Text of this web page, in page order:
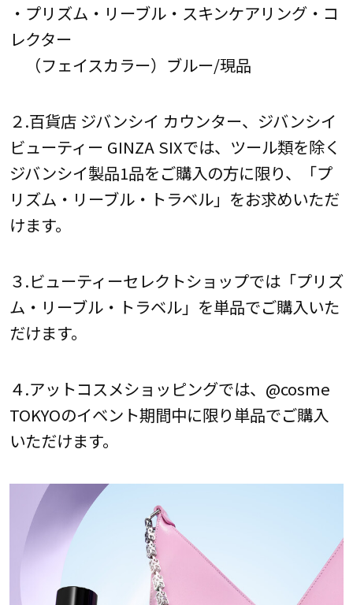
・プリズム・リーブル・スキンケアリング・コ
レクター
（フェイスカラー）ブルー/現品
２.百貨店 ジバンシイ カウンター、ジバンシイ
ビューティー GINZA SIXでは、ツール類を除く
ジバンシイ製品1品をご購入の方に限り、「プ
リズム・リーブル・トラベル」をお求めいただ
けます。
３.ビューティーセレクトショップでは「プリズ
ム・リーブル・トラベル」を単品でご購入いた
だけます。
４.アットコスメショッピングでは、@cosme
TOKYOのイベント期間中に限り単品でご購入
いただけます。